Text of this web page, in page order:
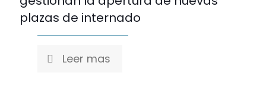
plazas de internado
Leer mas